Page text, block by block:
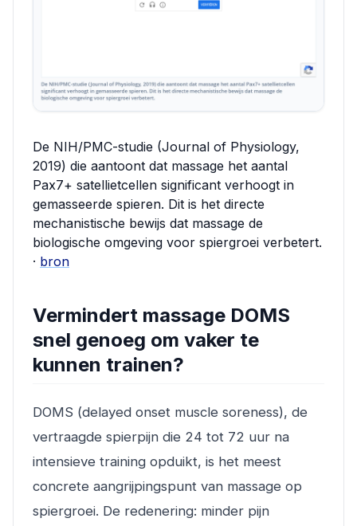
De NIH/PMC-studie (Journal of Physiology,
2019) die aantoont dat massage het aantal
Pax7+ satellietcellen significant verhoogt in
gemasseerde spieren. Dit is het directe
mechanistische bewijs dat massage de
biologische omgeving voor spiergroei verbetert.
· bron
Vermindert massage DOMS
snel genoeg om vaker te
kunnen trainen?
DOMS (delayed onset muscle soreness), de
vertraagde spierpijn die 24 tot 72 uur na
intensieve training opduikt, is het meest
concrete aangrijpingspunt van massage op
spiergroei. De redenering: minder pijn